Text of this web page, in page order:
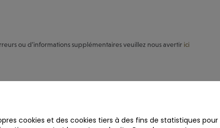
ou d’informations supplémentaires veuillez nous avertir ici
cookies et des cookies tiers à des fins de statistiques pour